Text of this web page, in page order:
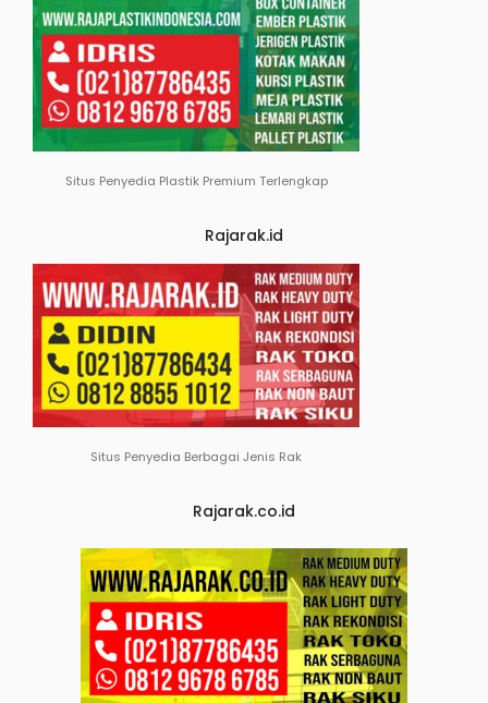
Situs Penyedia Plastik Premium Terlengkap
Rajarak.id
Situs Penyedia Berbagai Jenis Rak
Rajarak.co.id